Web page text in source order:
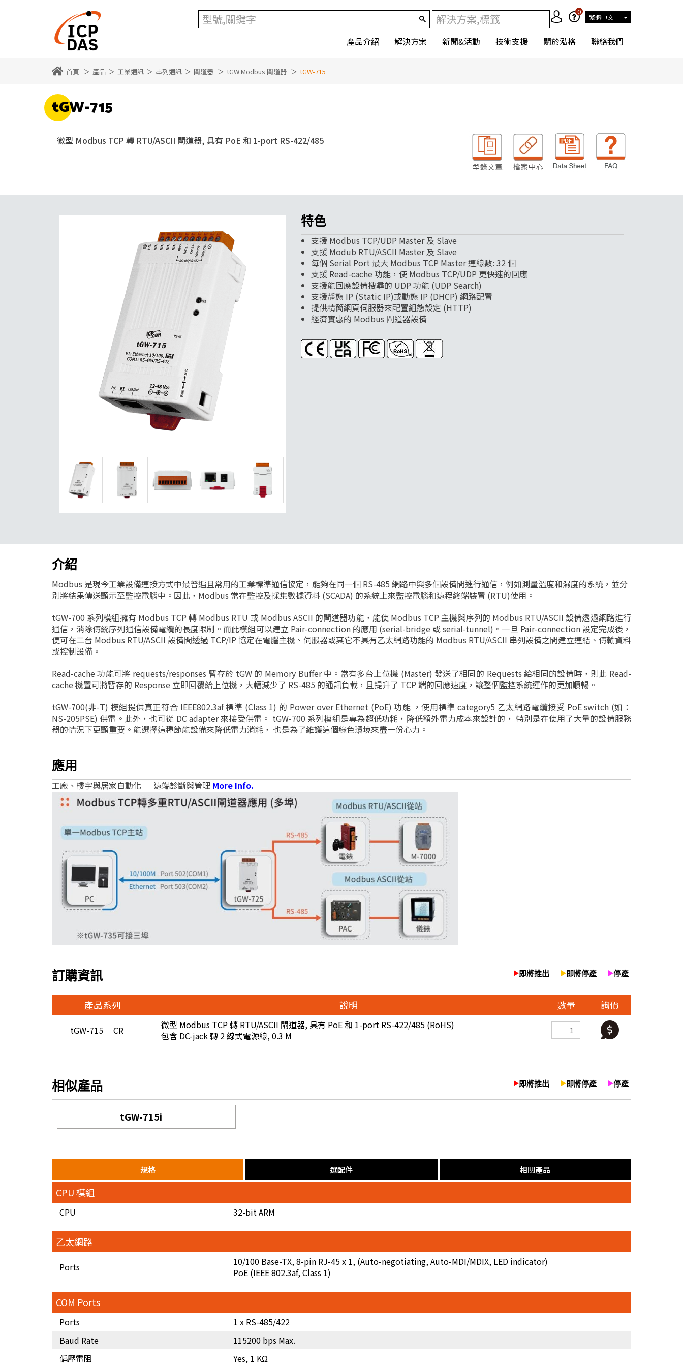
0
繁體中文
產品介紹 解決方案 新聞&活動 技術支援 關於泓格 聯絡我們
首頁 產品 工業通訊 串列通訊 閘道器 tGW Modbus 閘道器 tGW-715
tGW-715
微型 Modbus TCP 轉 RTU/ASCII 閘道器, 具有 PoE 和 1-port RS-422/485
特色
支援 Modbus TCP/UDP Master 及 Slave
支援 Modub RTU/ASCII Master 及 Slave
每個 Serial Port 最大 Modbus TCP Master 連線數: 32 個
支援 Read-cache 功能，使 Modbus TCP/UDP 更快速的回應
支援能回應設備搜尋的 UDP 功能 (UDP Search)
支援靜態 IP (Static IP)或動態 IP (DHCP) 網路配置
提供精簡網頁伺服器來配置組態設定 (HTTP)
經濟實惠的 Modbus 閘道器設備
介紹
Modbus 是現今工業設備連接方式中最普遍且常用的工業標準通信協定，能夠在同一個 RS-485 網路中與多個設備間進行通信，例如測量溫度和濕度的系統，並分
別將結果傳送顯示至監控電腦中。因此，Modbus 常在監控及採集數據資料 (SCADA) 的系統上來監控電腦和遠程終端裝置 (RTU)使用。
tGW-700 系列模組擁有 Modbus TCP 轉 Modbus RTU 或 Modbus ASCII 的閘道器功能，能使 Modbus TCP 主機與序列的 Modbus RTU/ASCII 設備透過網路進行
通信，消除傳統序列通信設備電纜的長度限制。而此模組可以建立 Pair-connection 的應用 (serial-bridge 或 serial-tunnel)。一旦 Pair-connection 設定完成後，
便可在二台 Modbus RTU/ASCII 設備間透過 TCP/IP 協定在電腦主機、伺服器或其它不具有乙太網路功能的 Modbus RTU/ASCII 串列設備之間建立連結、傳輸資料
或控制設備。
Read-cache 功能可將 requests/responses 暫存於 tGW 的 Memory Buffer 中。當有多台上位機 (Master) 發送了相同的 Requests 給相同的設備時，則此 Read-
cache 機置可將暫存的 Response 立即回覆給上位機，大幅減少了 RS-485 的通訊負載，且提升了 TCP 端的回應速度，讓整個監控系統運作的更加順暢。
tGW-700(非-T) 模組提供真正符合 IEEE802.3af 標準 (Class 1) 的 Power over Ethernet (PoE) 功能 ，使用標準 category5 乙太網路電纜接受 PoE switch (如：
NS-205PSE) 供電。此外，也可從 DC adapter 來接受供電。 tGW-700 系列模組是專為超低功耗，降低額外電力成本來設計的， 特別是在使用了大量的設備服務
器的情況下更顯重要。能選擇這種節能設備來降低電力消耗， 也是為了維護這個綠色環境來盡一份心力。
應用
工廠、樓宇與居家自動化 遠端診斷與管理 More Info.
訂購資訊 即將推出 即將停產 停產
產品系列 說明 數量 詢價
tGW-715 CR
微型 Modbus TCP 轉 RTU/ASCII 閘道器, 具有 PoE 和 1-port RS-422/485 (RoHS)
包含 DC-jack 轉 2 線式電源線, 0.3 M
相似產品 即將推出 即將停產 停產
tGW-715i
規格 選配件 相關產品
CPU 模組
CPU 32-bit ARM
乙太網路
Ports
10/100 Base-TX, 8-pin RJ-45 x 1, (Auto-negotiating, Auto-MDI/MDIX, LED indicator)
PoE (IEEE 802.3af, Class 1)
COM Ports
Ports
1 x RS-485/422
Baud Rate
115200 bps Max.
偏壓電阻
Yes, 1 KΩ